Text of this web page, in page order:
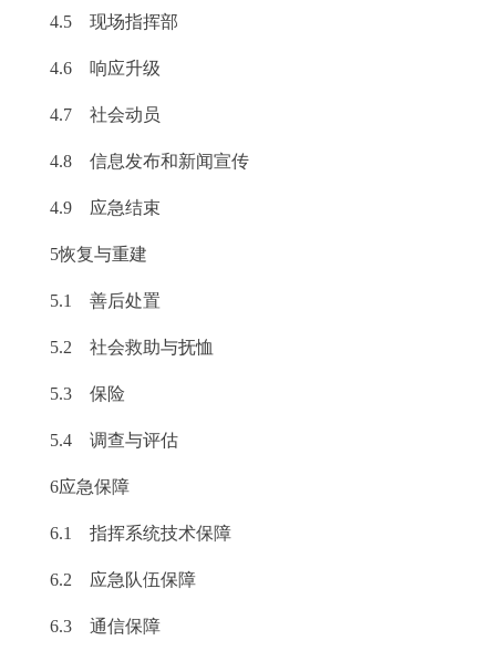
4.5 现场指挥部
4.6 响应升级
4.7 社会动员
4.8 信息发布和新闻宣传
4.9 应急结束
5恢复与重建
5.1 善后处置
5.2 社会救助与抚恤
5.3 保险
5.4 调查与评估
6应急保障
6.1 指挥系统技术保障
6.2 应急队伍保障
6.3 通信保障